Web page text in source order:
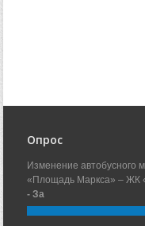
Опрос
Изменение
«Площадь Маркса» – ЖК
- За